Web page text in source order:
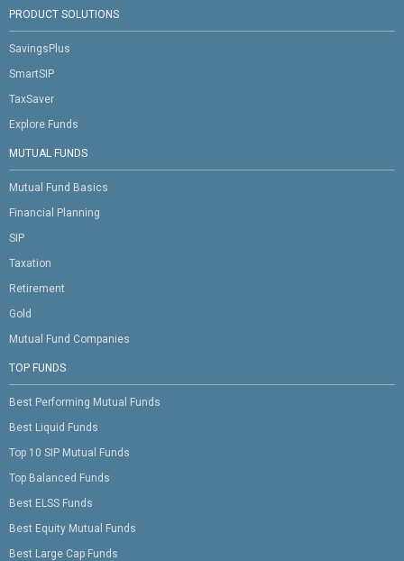
PRODUCT SOLUTIONS
SavingsPlus
SmartSIP
TaxSaver
Explore Funds
MUTUAL FUNDS
Mutual Fund Basics
Financial Planning
SIP
Taxation
Retirement
Gold
Mutual Fund Companies
TOP FUNDS
Best Performing Mutual Funds
Best Liquid Funds
Top 10 SIP Mutual Funds
Top Balanced Funds
Best ELSS Funds
Best Equity Mutual Funds
Best Large Cap Funds